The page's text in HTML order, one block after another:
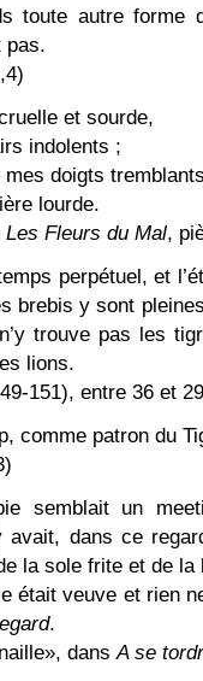
toute autre
pas.
et sourde,
indolents ;
doigts
lourde.
Les Fleurs du Mal,
perpétuel, et
brebis y sont
trouve pas les
lions.
151), entre 36 et
comme patron du
semblait un
dans ce
la sole frite et de la
était veuve et rien
.
dansA se